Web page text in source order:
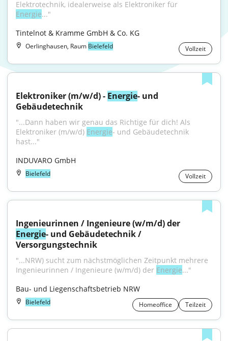
Energie..."
Tintelnot & Kramme GmbH & Co. KG
Oerlinghausen, Raum Bielefeld Vollzeit
Elektroniker (m/w/d) - Energie- und
Gebäudetechnik
"...Dann haben wir genau das Richtige für dich! Als
Elektroniker (m/w/d) Energie- und Gebäudetechnik
hast..."
INDUVARO GmbH
Bielefeld Vollzeit
Energie- und Gebäudetechnik /
Versorgungstechnik
"...NRW) sucht zum nächstmöglichen Zeitpunkt mehrere
Ingenieurinnen / Ingenieure (w/m/d) der Energie..."
Bau- und Liegenschaftsbetrieb NRW
Bielefeld Homeoffice Teilzeit